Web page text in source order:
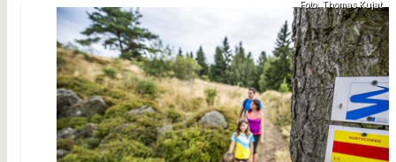
Foto: Thomas Kujat